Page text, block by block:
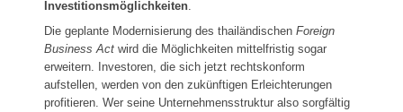
Investitionsmöglichkeiten
Die geplante Modernisierung des thailändischenForeign
Business Act wird die Möglichkeiten mittelfristig sogar
erweitern. Investoren, die sich jetzt rechtskonform
aufstellen, werden von den zukünftigen Erleichterungen
profitieren. Wer seine Unternehmensstruktur also sorgfältig